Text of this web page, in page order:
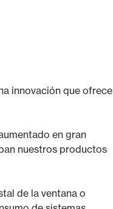
innovación que ofrece
en gran
nuestros productos
de la ventana o